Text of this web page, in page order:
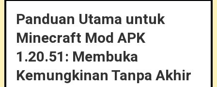
Panduan Utama untuk
Minecraft Mod APK
1.20.51: Membuka
Kemungkinan Tanpa Akhir